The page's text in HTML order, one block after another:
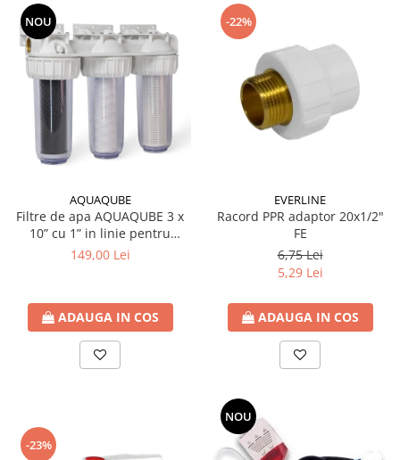
NOU
AQUAQUBE
Filtre de apa AQUAQUBE 3 x
10” cu 1” in linie pentru
filtrare mecanica cu 3 cartuse
149,00 Lei
ADAUGA IN COS
-22%
EVERLINE
Racord PPR adaptor 20x1/2"
FE
6,75 Lei
5,29 Lei
ADAUGA IN COS
-23%
NOU